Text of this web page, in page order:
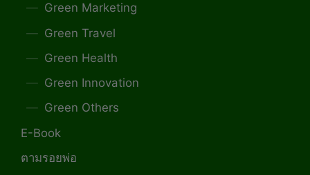
Green Marketing
Green Travel
Green Health
Green Innovation
Green Others
E-Book
ตามรอยพ่อ